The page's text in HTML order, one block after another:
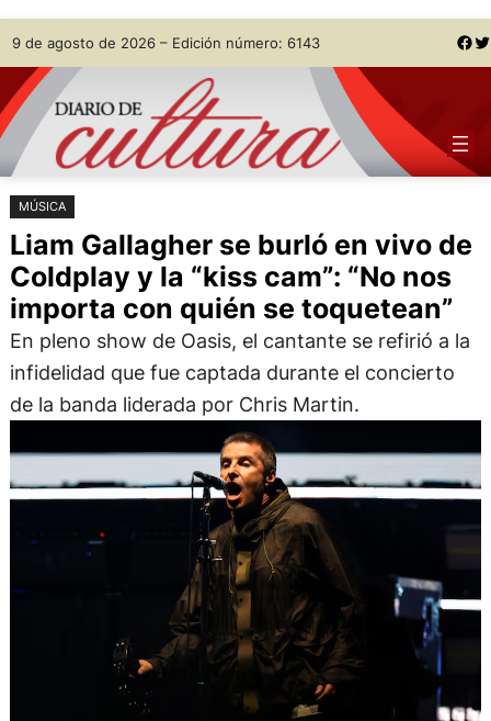
Saltar
al
contenido
Skip
to
content
9 de agosto de 2026 – Edición número: 6143 Facebook Twitter
MÚSICA
Liam Gallagher se burló en vivo de
Coldplay y la “kiss cam”: “No nos
importa con quién se toquetean”
En pleno show de Oasis, el cantante se refirió a la
infidelidad que fue captada durante el concierto
de la banda liderada por Chris Martin.